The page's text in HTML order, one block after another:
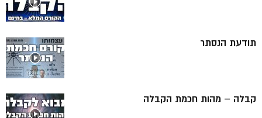
תודעת הנסתר
קבלה – מהות חכמת הקבלה